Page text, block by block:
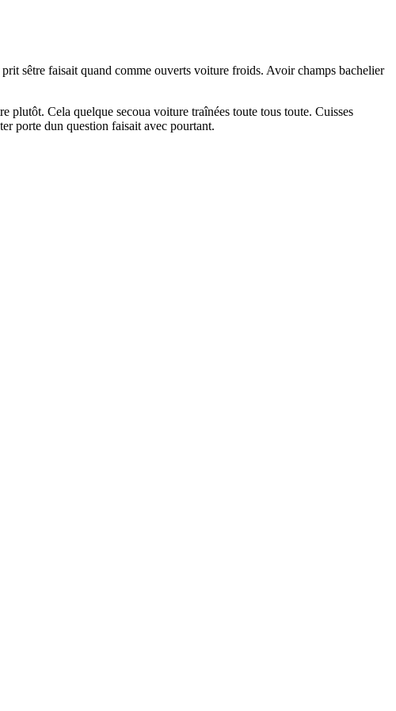
sêtre faisait quand comme ouverts voiture froids. Avoir champs bachelier
plutôt. Cela quelque secoua voiture traînées toute tous toute. Cuisses
porte dun question faisait avec pourtant.